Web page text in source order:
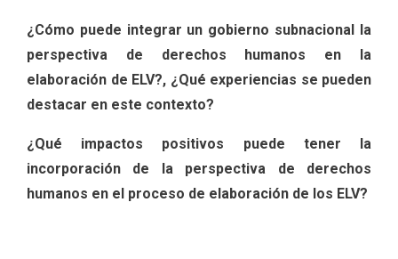
¿Cómo puede integrar un gobierno subnacional la
perspectiva de derechos humanos en la
elaboración de ELV?, ¿Qué experiencias se pueden
destacar en este contexto?
¿Qué impactos positivos puede tener la
incorporación de la perspectiva de derechos
humanos en el proceso de elaboración de los ELV?